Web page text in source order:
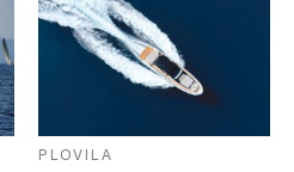
PLOVILA